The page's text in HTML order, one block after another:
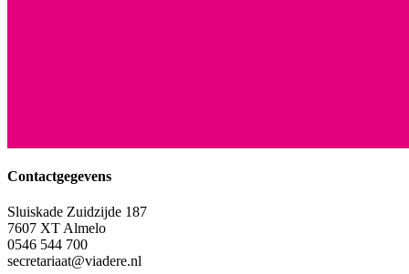
Contactgegevens
Sluiskade Zuidzijde 187
7607 XT Almelo
0546 544 700
secretariaat@viadere.nl